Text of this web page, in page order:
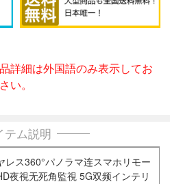
詳細は外国語のみ表示してお
い。
テム説明
レス360°パノラマ连スマホリモー
夜視无死角監視 5G双频インテリ